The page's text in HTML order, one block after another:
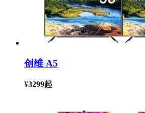
创维 A5
¥3299起